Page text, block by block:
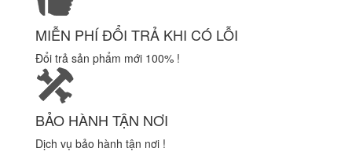
MIỄN PHÍ ĐỔI TRẢ KHI CÓ LỖI
Đổi trả sản phẩm mới 100% !
BẢO HÀNH TẬN NƠI
Dịch vụ bảo hành tận nơi !